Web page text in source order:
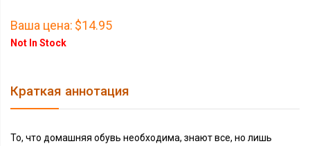
Ваша цена: $14.95
Not In Stock
Краткая аннотация
То, что домашняя обувь необходима, знают все, но лишь